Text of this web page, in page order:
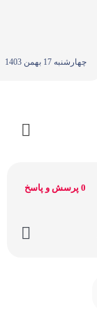
چهارشنبه 17 بهمن 1403
0 پرسش و پاسخ